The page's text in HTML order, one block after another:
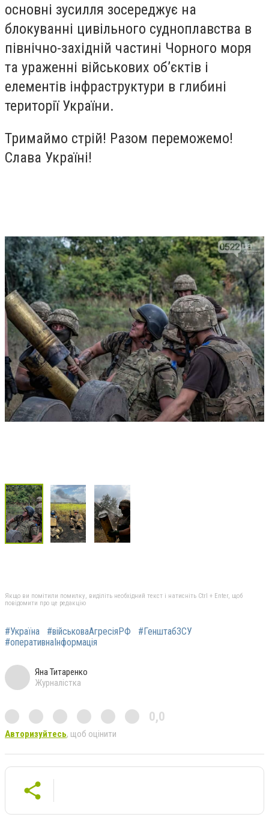
основні зусилля зосереджує на
блокуванні цивільного судноплавства в
північно-західній частині Чорного моря
та ураженні військових об’єктів і
елементів інфраструктури в глибині
території України.
Тримаймо стрій! Разом переможемо!
Слава Україні!
Якщо ви помітили помилку, виділіть необхідний текст і натисніть Ctrl + Enter, щоб
повідомити про це редакцію
#Україна #військоваАгресіяРФ
#ГенштабЗСУ
#оперативнаІнформація
Яна Титаренко
Журналістка
0,0
Авторизуйтесь, щоб оцінити